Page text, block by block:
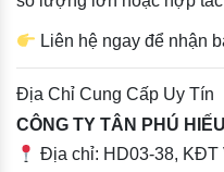
Liên hệ ngay để nhận
Địa Chỉ Cung Cấp Uy Tín
CÔNG TY TÂN PHÚ HIẾU
Địa chỉ: HD03-38, KĐT